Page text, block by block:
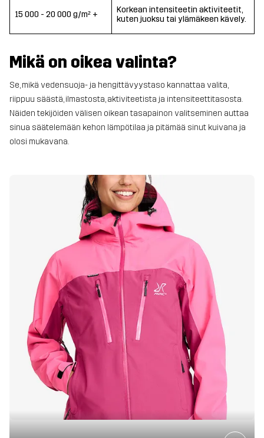
15 000 - 20 000 g/m² +
Korkean intensiteetin aktiviteetit,
kuten juoksu tai ylämäkeen kävely.
Mikä on oikea valinta?
Se, mikä vedensuoja- ja hengittävyystaso kannattaa valita,
riippuu säästä, ilmastosta, aktiviteetista ja intensiteettitasosta.
Näiden tekijöiden välisen oikean tasapainon valitseminen auttaa
sinua säätelemään kehon lämpötilaa ja pitämää sinut kuivana ja
olosi mukavana.